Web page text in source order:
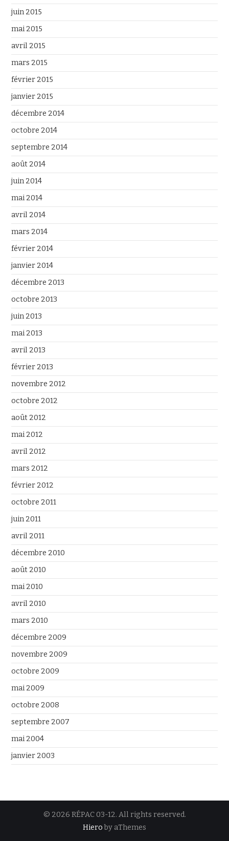
juin 2015
mai 2015
avril 2015
mars 2015
février 2015
janvier 2015
décembre 2014
octobre 2014
septembre 2014
août 2014
juin 2014
mai 2014
avril 2014
mars 2014
février 2014
janvier 2014
décembre 2013
octobre 2013
juin 2013
mai 2013
avril 2013
février 2013
novembre 2012
octobre 2012
août 2012
mai 2012
avril 2012
mars 2012
février 2012
octobre 2011
juin 2011
avril 2011
décembre 2010
août 2010
mai 2010
avril 2010
mars 2010
décembre 2009
novembre 2009
octobre 2009
mai 2009
octobre 2008
septembre 2007
mai 2004
janvier 2003
© 2026 RÉPAC 03-12. All rights reserved.
Hieroby aThemes